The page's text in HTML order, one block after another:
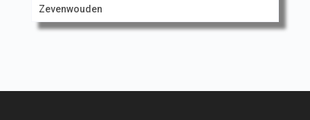
Zevenwouden